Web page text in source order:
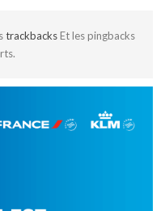
trackbacks Et les pingbacks